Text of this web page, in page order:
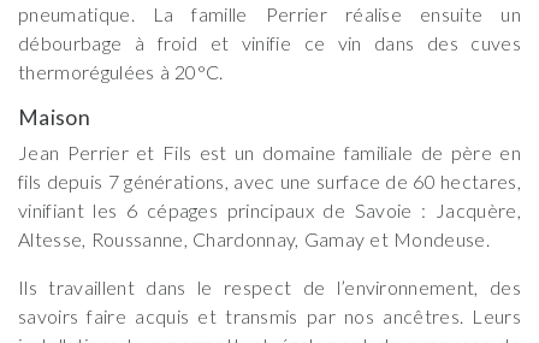
pneumatique. La famille Perrier réalise ensuite un
débourbage à froid et vinifie ce vin dans des cuves
thermorégulées à 20°C.
Maison
Jean Perrier et Fils est un domaine familiale de père en
fils depuis 7 générations, avec une surface de 60 hectares,
vinifiant les 6 cépages principaux de Savoie : Jacquère,
Altesse, Roussanne, Chardonnay, Gamay et Mondeuse.
Ils travaillent dans le respect de l’environnement, des
savoirs faire acquis et transmis par nos ancêtres. Leurs